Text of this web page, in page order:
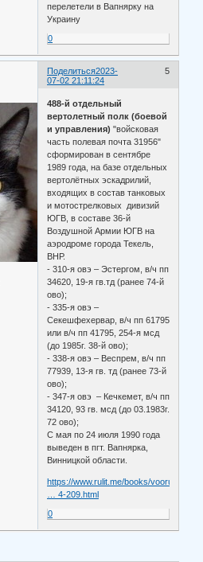
перелетели в Вапнярку на
Украину
0
Поделиться 5
2023-
07-02 21:11:24
488-й отдельный
вертолетный полк (боевой
и управления) "войсковая
часть полевая почта 31956"
сформирован в сентябре
1989 года, на базе отдельных
вертолётных эскадрилий,
входящих в состав танковых
и мотострелковых дивизий
ЮГВ, в составе 36-й
Воздушной Армии ЮГВ на
аэродроме города Текель,
ВНР.
- 310-я овэ – Эстергом, в/ч пп
34620, 19-я гв.тд (ранее 74-й
ово);
- 335-я овэ –
Секешфехервар, в/ч пп 61795
или в/ч пп 41795, 254-я мсд
(до 1985г. 38-й ово);
- 338-я овэ – Веспрем, в/ч пп
77939, 13-я гв. тд (ранее 73-й
ово);
- 347-я овэ – Кечкемет, в/ч пп
34120, 93 гв. мсд (до 03.1983г.
72 ово);
С мая по 24 июля 1990 года
выведен в пгт. Вапнярка,
Винницкой области.
https://www.rulit.me/books/
… 4-209.html
0